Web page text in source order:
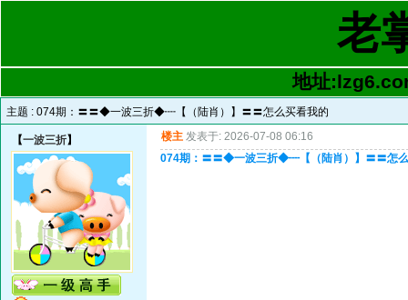
老
地址
主题 : 074期：〓〓◆一波三折◆┉【（陆肖）】〓〓怎么买看我的
【一波三折】 楼主 发表于: 2026-07-08 06:16
074期：〓〓◆一波三折◆┉【（陆肖）】〓〓怎